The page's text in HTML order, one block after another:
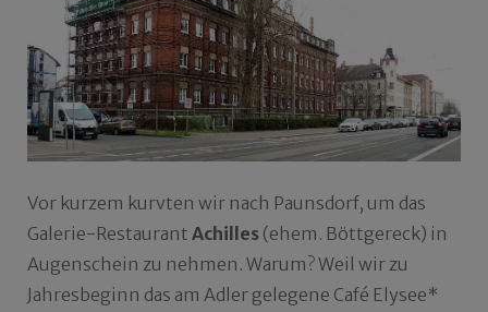
Vor kurzem kurvten wir nach Paunsdorf, um das
Galerie-Restaurant Achilles (ehem. Böttgereck) in
Augenschein zu nehmen. Warum? Weil wir zu
Jahresbeginn das am Adler gelegene Café Elysee*